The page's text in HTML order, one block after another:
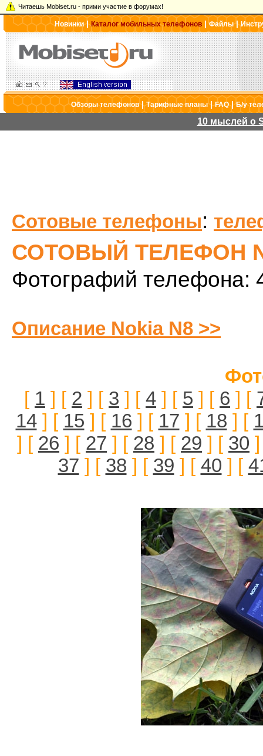
Читаешь Mobiset.ru - прими участие в форумах!
Новинки|Каталог мобильных телефонов |Файлы|
Обзоры телефонов|Тарифные планы|FAQ|Б/у
10 мыслей о
Сотовые телефоны:
СОТОВЫЙ ТЕЛЕФОН
Фотографий телефона:
Описание Nokia N8 >>
[ 1 ] [ 2 ] [ 3 ] [ 4 ] [ 5 ] [ 6 ] [
14] [ 15 ] [ 16 ] [ 17 ] [ 18 ] [
] [ 26 ] [ 27 ] [ 28 ] [ 29 ] [ 30
37 ] [ 38 ] [ 39 ] [ 40 ] [